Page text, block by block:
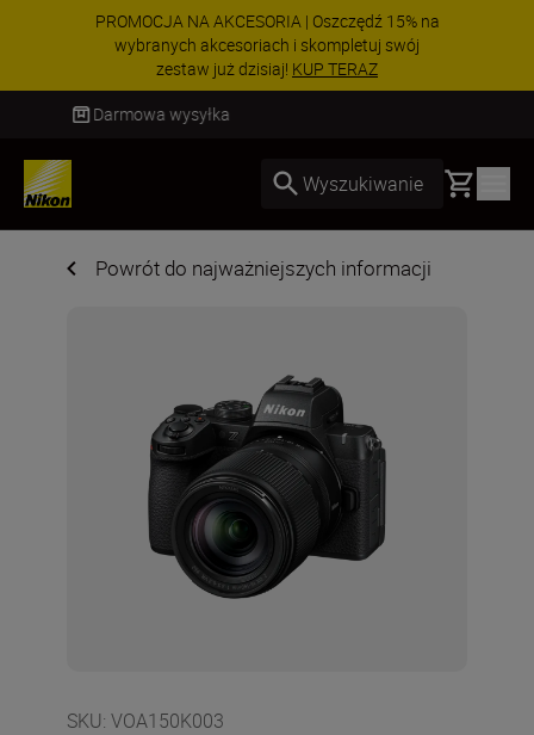
PROMOCJA NA AKCESORIA | Oszczędź 15% na
wybranych akcesoriach i skompletuj swój
zestaw już dzisiaj! KUP TERAZ
Dostawa od 2 do 4 dni roboczych
Wyszukiwanie Basket
Powrót do najważniejszych informacji
SKU: VOA150K003